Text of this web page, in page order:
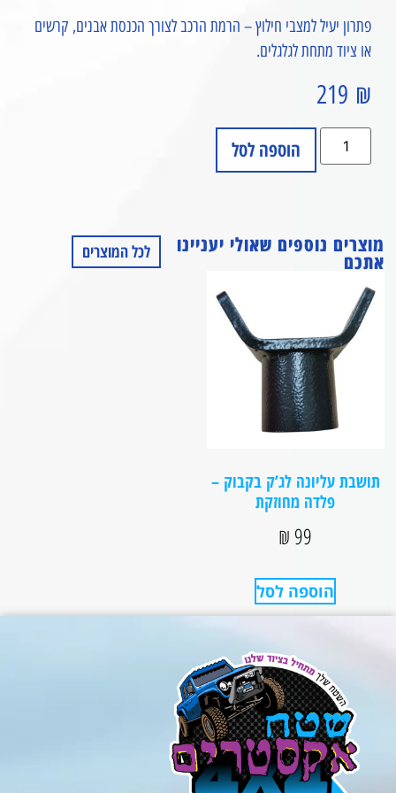
פתרון יעיל למצבי חילוץ – הרמת הרכב לצורך הכנסת אבנים, קרשים
או ציוד מתחת לגלגלים.
219 ₪
הוספה לסל
מוצרים נוספים שאולי יעניינו
אתכם לכל המוצרים
תושבת עליונה לג’ק בקבוק –
פלדה מחוזקת
99
₪
הוספה לסל